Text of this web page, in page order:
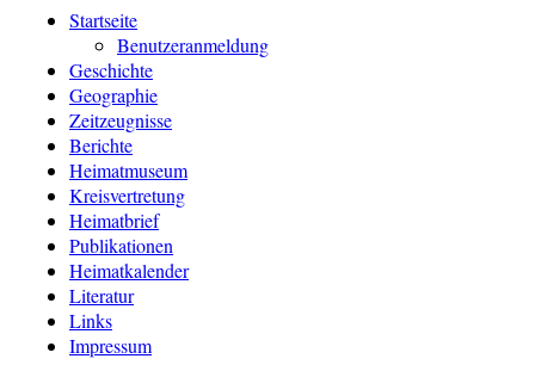
Startseite
Benutzeranmeldung
Geschichte
Geographie
Zeitzeugnisse
Berichte
Heimatmuseum
Kreisvertretung
Heimatbrief
Publikationen
Heimatkalender
Literatur
Links
Impressum